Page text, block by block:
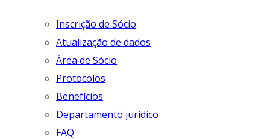
Inscrição de Sócio
Atualização de dados
Área de Sócio
Protocolos
Benefícios
Departamento jurídico
FAQ